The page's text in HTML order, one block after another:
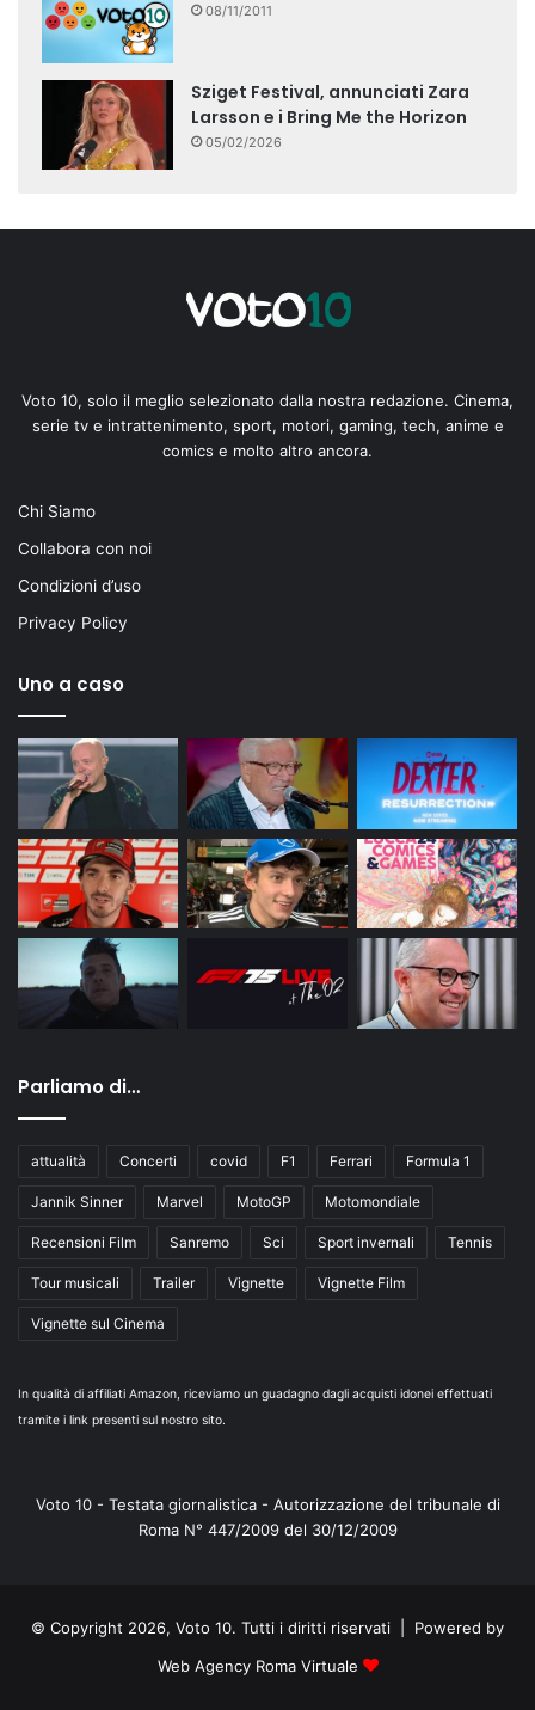
08/11/2011
Sziget Festival, annunciati Zara
Larsson e i Bring Me the Horizon
05/02/2026
Voto 10, solo il meglio selezionato dalla nostra redazione. Cinema,
serie tv e intrattenimento, sport, motori, gaming, tech, anime e
comics e molto altro ancora.
Chi Siamo
Collabora con noi
Condizioni d’uso
Privacy Policy
Uno a caso
Parliamo di…
attualità Concerti covid F1 Ferrari Formula 1
Jannik Sinner Marvel MotoGP Motomondiale
Recensioni Film Sanremo Sci Sport invernali Tennis
Tour musicali Trailer Vignette Vignette Film
Vignette sul Cinema
In qualità di affiliati Amazon, riceviamo un guadagno dagli acquisti idonei effettuati
tramite i link presenti sul nostro sito.
Voto 10 - Testata giornalistica - Autorizzazione del tribunale di
Roma N° 447/2009 del 30/12/2009
© Copyright 2026, Voto 10. Tutti i diritti riservati | Powered by
Web Agency Roma Virtuale